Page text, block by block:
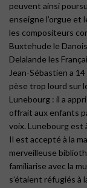
peuvent ainsi
enseigne l’orgue et
les compositeurs
Buxtehude le
Delalande les
Jean-Sébastien a
pèse trop lourd sur
Lunebourg : il a
offrait aux enfants
voix. Lunebourg est
Il est accepté à la
merveilleuse
familiarise avec la
s’étaient réfugiés à